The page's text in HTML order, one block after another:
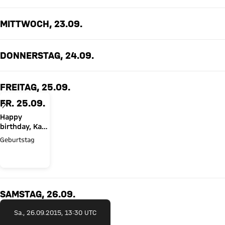
MITTWOCH, 23.09.
DONNERSTAG, 24.09.
FREITAG, 25.09.
FR. 25.09.
Happy
birthday, Karl-
Heinz
Rummenigge!
Geburtstag
SAMSTAG, 26.09.
Sa., 26.09.2015, 13:30 UTC